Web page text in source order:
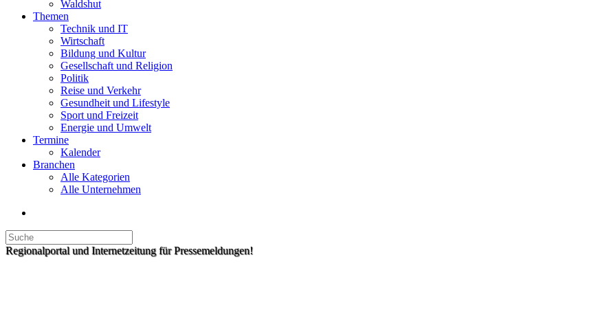
Waldshut
Themen
Technik und IT
Wirtschaft
Bildung und Kultur
Gesellschaft und Religion
Politik
Reise und Verkehr
Gesundheit und Lifestyle
Sport und Freizeit
Energie und Umwelt
Termine
Kalender
Branchen
Alle Kategorien
Alle Unternehmen
Regionalportal und Internetzeitung für Pressemeldungen!